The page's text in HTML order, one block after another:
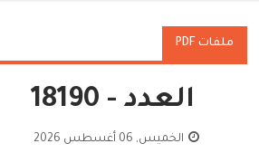
ملفات PDF
العدد - 18190
الخميس, 06 أغسطس 2026